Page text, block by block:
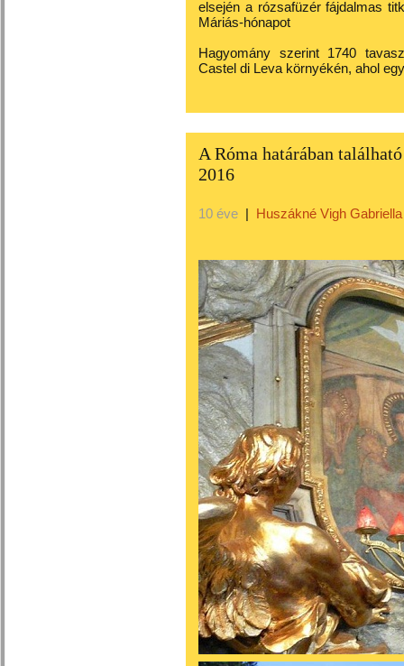
elsején a rózsafüzér fájdalmas
Máriás-hónapot
Hagyomány szerint 1740
Castel di Leva környékén, ahol
A Róma határában
2016
10 éve | Huszákné Vigh Gabriella